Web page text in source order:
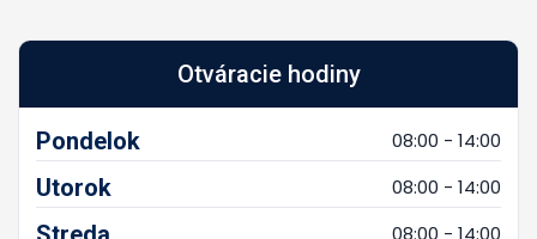
Otváracie hodiny
Pondelok 08:00 - 14:00
Utorok 08:00 - 14:00
08:00 - 14:00